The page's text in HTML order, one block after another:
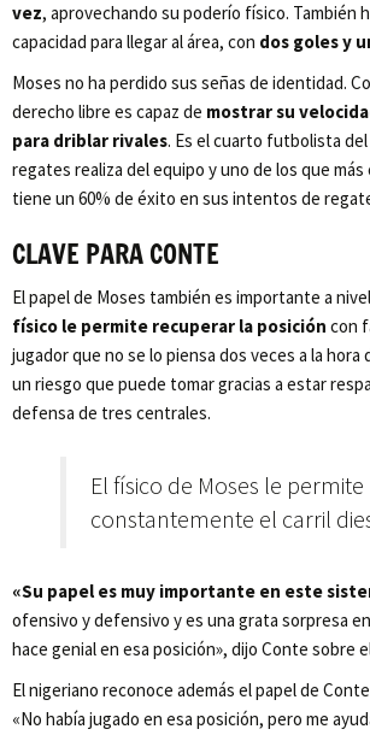
vez, aprovechando su poderío físico. También
capacidad para llegar al área, con dos goles y
Moses no ha perdido sus señas de identidad.
derecho libre es capaz de mostrar su
para driblar rivales. Es el cuarto futbolista del
regates realiza del equipo y uno de los que más
tiene un 60% de éxito en sus intentos de
CLAVE PARA CONTE
El papel de Moses también es importante a
físico le permite recuperar la posición con
jugador que no se lo piensa dos veces a la hora
un riesgo que puede tomar gracias a estar
defensa de tres centrales.
El físico de Moses le
constantemente el carril
«Su papel es muy importante en este
ofensivo y defensivo y es una grata sorpresa
hace genial en esa posición», dijo Conte sobre
El nigeriano reconoce además el papel de
«No había jugado en esa posición, pero me